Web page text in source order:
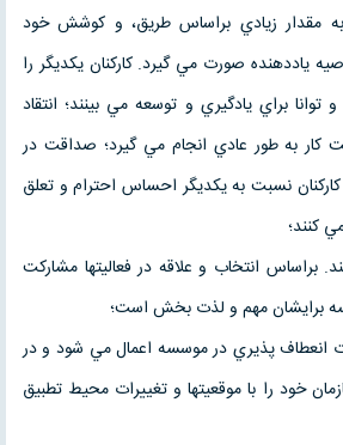
به مقدار زيادي براساس طريق، و كوشش خود
ياددهنده صورت مي گيرد. كاركنان يكديگر را
براي يادگيري و توسعه مي بينند؛ انتقاد
كار به طور عادي انجام مي گيرد؛ صداقت در
نسبت به يكديگر احساس احترام و تعلق
كنند؛
براساس انتخاب و علاقه در فعاليتها مشاركت
برايشان مهم و لذت بخش است؛
انعطاف پذيري در موسسه اعمال مي شود و در
خود را با موقعيتها و تغييرات محيط تطبيق